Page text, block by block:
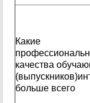
Какие
качества
больше всего